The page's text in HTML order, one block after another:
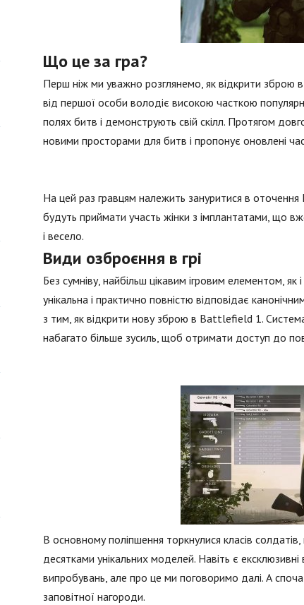
Що це за гра?
Перш ніж ми уважно розглянемо, як відкрити
від першої особи володіє високою часткою
полях битв і демонструють свій скілл. Протягом
новими просторами для битв і пропонує оновлені
На цей раз гравцям належить зануритися в оточення
будуть приймати участь жінки з імплантатами, що
і весело.
Види озброєння в грі
Без сумніву, найбільш цікавим ігровим елементом,
унікальна і практично повністю відповідає
з тим, як відкрити нову зброю в Battlefield 1.
набагато більше зусиль, щоб отримати доступ до
В основному поліпшення торкнулися класів
десятками унікальних моделей. Навіть є
випробувань, але про це ми поговоримо далі. А
заповітної нагороди.